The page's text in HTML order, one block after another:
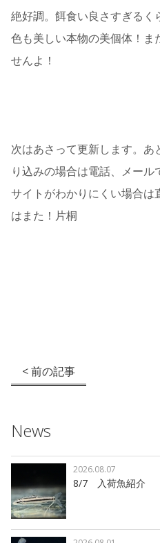
絶好調。餌食い良さすぎる
色も美しい本物の美個体！ま
せんよ！
次はあさって更新します。
り込みの場合は電話、メー
サイトがわかりにくい場合
はまた！片桐
< 前の記事
News
8/7 入荷魚紹介
2026.08.07